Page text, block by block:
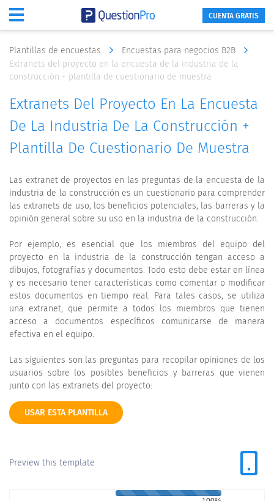
CUENTA GRATIS
Plantillas de encuestas
Encuestas para negocios B2B
Extranets del proyecto en la encuesta de la industria de la
construcción + plantilla de cuestionario de muestra
Extranets Del Proyecto En La Encuesta
De La Industria De La Construcción +
Plantilla De Cuestionario De Muestra
Las extranet de proyectos en las preguntas de la encuesta de la
industria de la construcción es un cuestionario para comprender
las extranets de uso, los beneficios potenciales, las barreras y la
opinión general sobre su uso en la industria de la construcción.
Por ejemplo, es esencial que los miembros del equipo del
proyecto en la industria de la construcción tengan acceso a
dibujos, fotografías y documentos. Todo esto debe estar en línea
y es necesario tener características como comentar o modificar
estos documentos en tiempo real. Para tales casos, se utiliza
una extranet, que permite a todos los miembros que tienen
acceso a documentos específicos comunicarse de manera
efectiva en el equipo.
Las siguientes son las preguntas para recopilar opiniones de los
usuarios sobre los posibles beneficios y barreras que vienen
junto con las extranets del proyecto:
USAR ESTA PLANTILLA
Preview this template